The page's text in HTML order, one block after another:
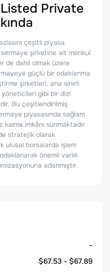
Private
çeşitli piyasa
şirketine ait menkul
de dahil olmak üzere
güçlü bir odaklanma
şirketleri, ana sınırlı
gibi bir dizi
Bu çeşitlendirilmiş
piyasasında sağlam
imkânı sunmaktadır.
stratejik olarak
ulusal borsalarda işlem
önemli varlık
adanmıştır.
-
$67.53 - $67.89